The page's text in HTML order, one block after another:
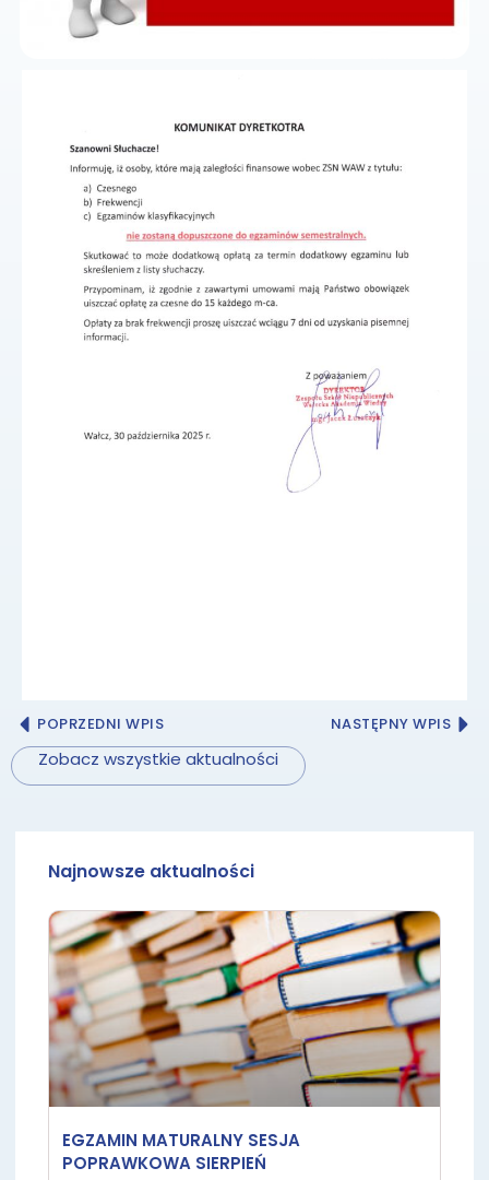
POPRZEDNI WPIS NASTĘPNY WPIS
Zobacz wszystkie aktualności
Najnowsze aktualności
EGZAMIN MATURALNY SESJA
POPRAWKOWA SIERPIEŃ